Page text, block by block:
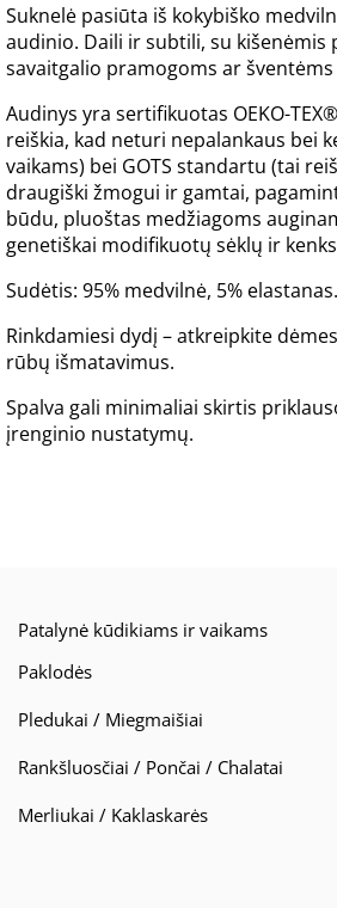
Suknelė pasiūta iš kokybiško
audinio. Daili ir subtili, su kišenėmis
savaitgalio pramogoms ar
Audinys yra sertifikuotas OEKO-
reiškia, kad neturi nepalankaus bei
vaikams) bei GOTS standartu (tai
draugiški žmogui ir gamtai,
būdu, pluoštas medžiagoms
genetiškai modifikuotų sėklų ir
Sudėtis: 95% medvilnė, 5% elastanas.
Rinkdamiesi dydį – atkreipkite
rūbų išmatavimus.
Spalva gali minimaliai skirtis
įrenginio nustatymų.
Patalynė kūdikiams ir vaikams
Paklodės
Pledukai / Miegmaišiai
Rankšluosčiai / Pončai / Chalatai
Merliukai / Kaklaskarės